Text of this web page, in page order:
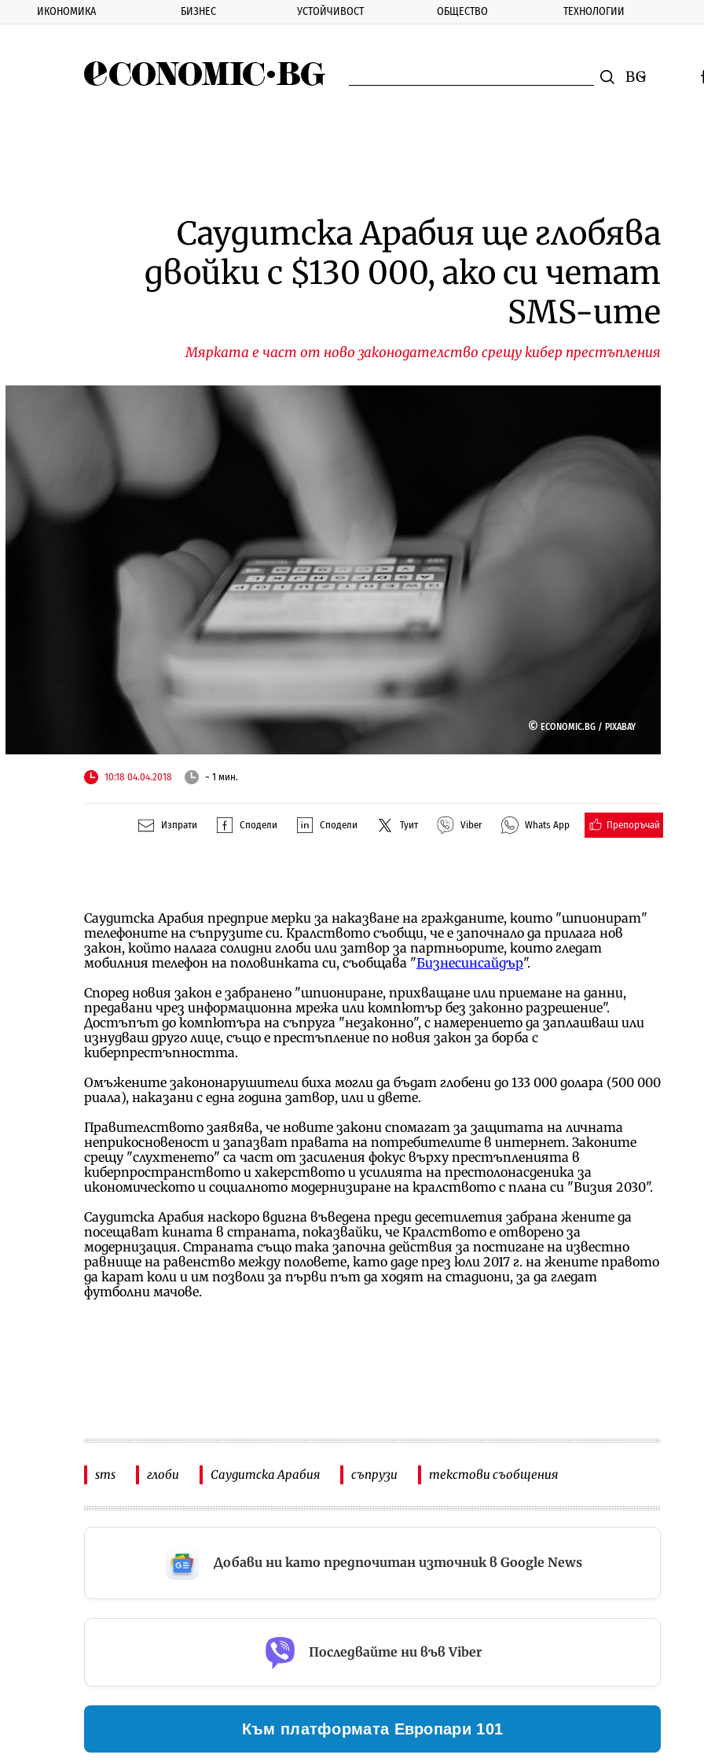
ИКОНОМИКА БИЗНЕС УСТОЙЧИВОСТ ОБЩЕСТВО ТЕХНОЛОГИИ
Смяна на
Саудитска Арабия ще глобява
двойки с $130 000, ако си четат
SMS-ите
Мярката е част от ново законодателство срещу кибер престъпления
© ECONOMIC.BG / PIXABAY
10:18 04.04.2018 ~ 1 мин.
Изпрати Сподели Сподели Туит Viber Whats App Препоръчай
Саудитска Арабия предприе мерки за наказване на гражданите, които "шпионират"
телефоните на съпрузите си. Кралството съобщи, че е започнало да прилага нов
закон, който налага солидни глоби или затвор за партньорите, които гледат
мобилния телефон на половинката си, съобщава "Бизнесинсайдър".
Според новия закон е забранено "шпиониране, прихващане или приемане на данни,
предавани чрез информационна мрежа или компютър без законно разрешение".
Достъпът до компютъра на съпруга "незаконно", с намерението да заплашваш или
изнудваш друго лице, също е престъпление по новия закон за борба с
киберпрестъпността.
Омъжените закононарушители биха могли да бъдат глобени до 133 000 долара (500 000
риала), наказани с една година затвор, или и двете.
Правителството заявява, че новите закони спомагат за защитата на личната
неприкосновеност и запазват правата на потребителите в интернет. Законите
срещу "слухтенето" са част от засиления фокус върху престъпленията в
киберпространството и хакерството и усилията на престолонасденика за
икономическото и социалното модернизиране на кралството с плана си "Визия 2030".
Саудитска Арабия наскоро вдигна въведена преди десетилетия забрана жените да
посещават кината в страната, показвайки, че Кралството е отворено за
модернизация. Страната също така започна действия за постигане на известно
равнище на равенство между половете, като даде през юли 2017 г. на жените правото
да карат коли и им позволи за първи път да ходят на стадиони, за да гледат
футболни мачове.
sms глоби Саудитска Арабия съпрузи текстови съобщения
Добави ни като предпочитан източник в Google News
Последвайте ни във Viber
Към платформата Европари 101